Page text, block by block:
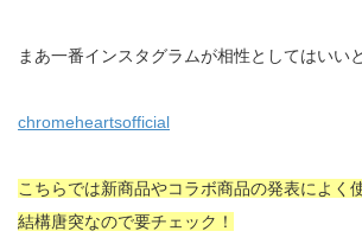
まあ一番インスタグラムが相性としてはいい
chromeheartsofficial
こちらでは新商品やコラボ商品の発表によく
結構唐突なので要チェック！